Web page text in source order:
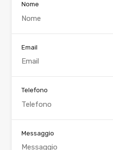
Nome
Email
Telefono
Messaggio